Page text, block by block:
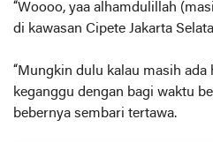
“Woooo, yaa alhamdulillah
di kawasan Cipete Jakarta
“Mungkin dulu kalau masih
keganggu dengan bagi waktu
bebernya sembari tertawa.